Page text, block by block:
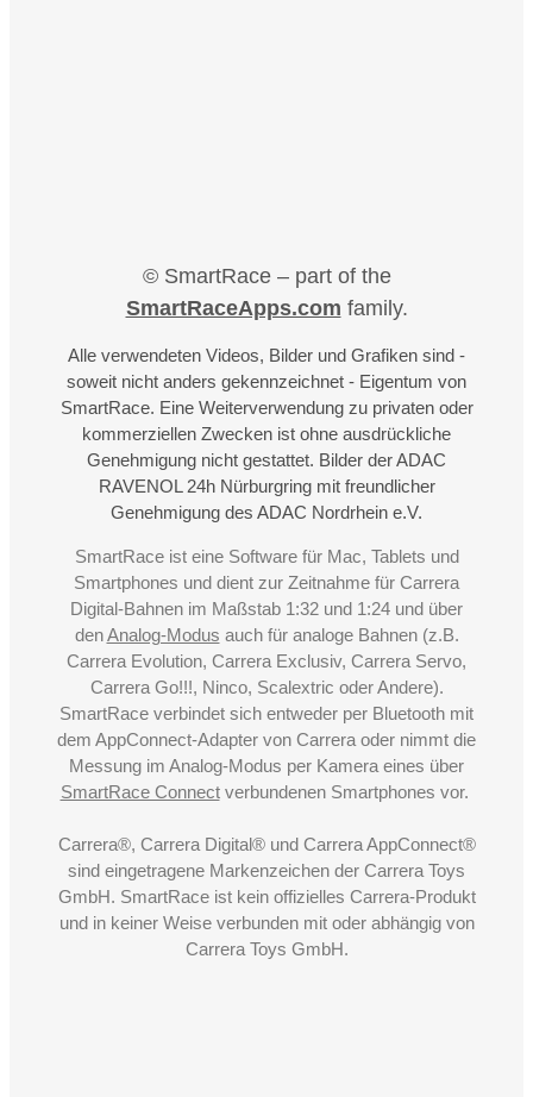
© SmartRace – part of the
SmartRaceApps.com family.
Alle verwendeten Videos, Bilder und Grafiken sind -
soweit nicht anders gekennzeichnet - Eigentum von
SmartRace. Eine Weiterverwendung zu privaten oder
kommerziellen Zwecken ist ohne ausdrückliche
Genehmigung nicht gestattet. Bilder der ADAC
RAVENOL 24h Nürburgring mit freundlicher
Genehmigung des ADAC Nordrhein e.V.
SmartRace ist eine Software für Mac, Tablets und
Smartphones und dient zur Zeitnahme für Carrera
Digital-Bahnen im Maßstab 1:32 und 1:24 und über
denAnalog-Modus auch für analoge Bahnen (z.B.
Carrera Evolution, Carrera Exclusiv, Carrera Servo,
Carrera Go!!!, Ninco, Scalextric oder Andere).
SmartRace verbindet sich entweder per Bluetooth mit
dem AppConnect-Adapter von Carrera oder nimmt die
Messung im Analog-Modus per Kamera eines über
SmartRace Connectverbundenen Smartphones vor.
Carrera®, Carrera Digital® und Carrera AppConnect®
sind eingetragene Markenzeichen der Carrera Toys
GmbH. SmartRace ist kein offizielles Carrera-Produkt
und in keiner Weise verbunden mit oder abhängig von
Carrera Toys GmbH.